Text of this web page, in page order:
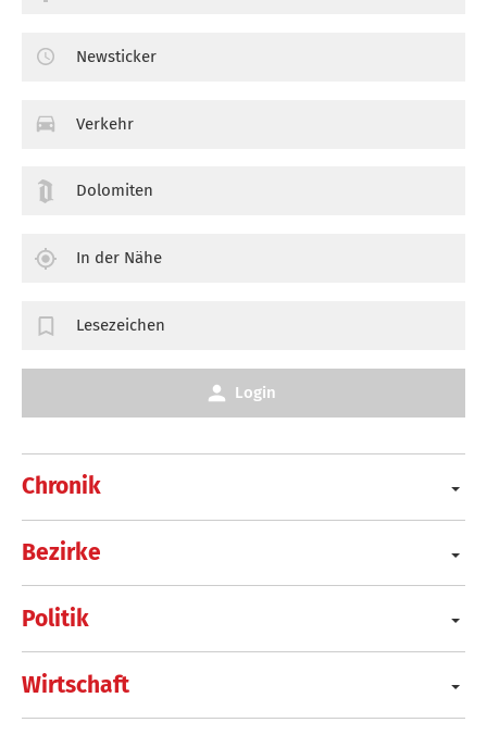
Chronik
Bezirke
Politik
Wirtschaft
Newsticker
Verkehr
Dolomiten
In der Nähe
Lesezeichen
Login